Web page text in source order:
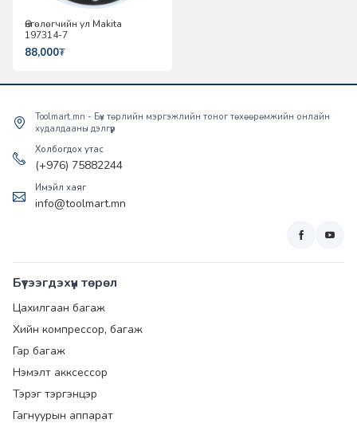
Өнгөлөгчийн ул Makita
197314-7
88,000₮
Toolmart.mn - Бүх төрлийн мэргэжлийн тоног төхөөрөмжийн онлайн
худалдааны дэлгүүр
Холбогдох утас
(+976) 75882244
Имэйл хаяг
info@toolmart.mn
Бүтээгдэхүүн төрөл
Цахилгаан багаж
Хийн компрессор, багаж
Гар багаж
Нэмэлт акксессор
Тэрэг тэргэнцэр
Гагнуурын аппарат